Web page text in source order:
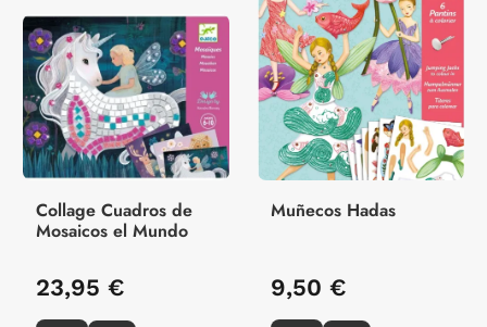
Collage Cuadros de
Mosaicos el Mundo
23,95 €
Muñecos Hadas
9,50 €